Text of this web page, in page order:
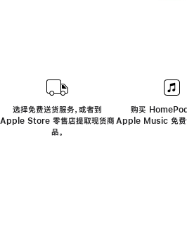
选择免费送货服务，或者到
Apple Store 零售店提取现货商
品。
购买
Apple Music 免费